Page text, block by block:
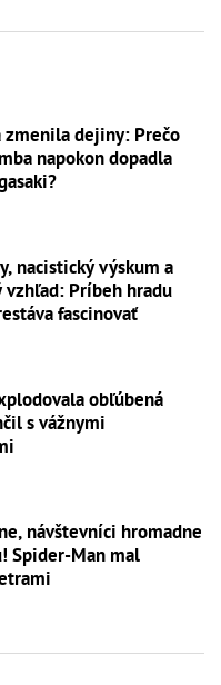
zmenila dejiny: Prečo
napokon dopadla
nacistický výskum a
vzhľad: Príbeh hradu
fascinovať
obľúbená
s vážnymi
návštevníci hromadne
Spider-Man mal